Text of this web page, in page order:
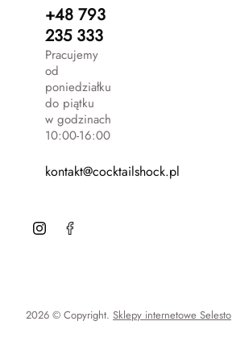
+48 793
235 333
Pracujemy
od
poniedziałku
do piątku
w godzinach
10:00-16:00
kontakt@cocktailshock.pl
2026 © Copyright. Sklepy internetowe Selesto